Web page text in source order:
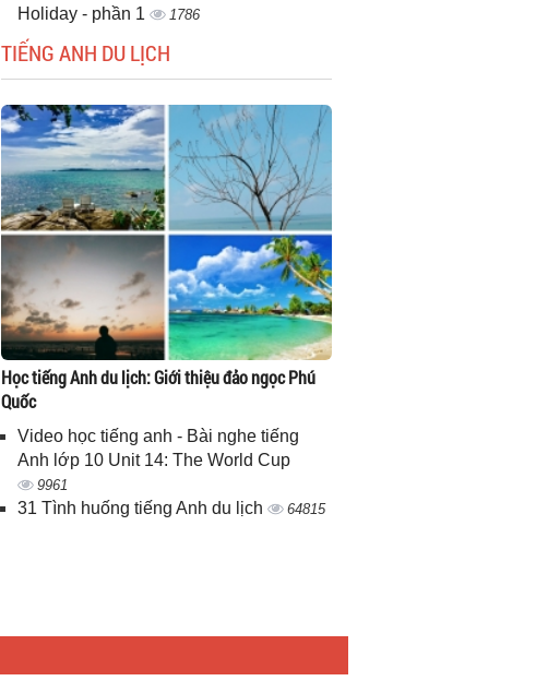
Holiday - phần 1
1786
TIẾNG ANH DU LỊCH
Học tiếng Anh du lịch: Giới thiệu đảo ngọc Phú
Quốc
Video học tiếng anh - Bài nghe tiếng
Anh lớp 10 Unit 14: The World Cup
9961
31 Tình huống tiếng Anh du lịch 64815